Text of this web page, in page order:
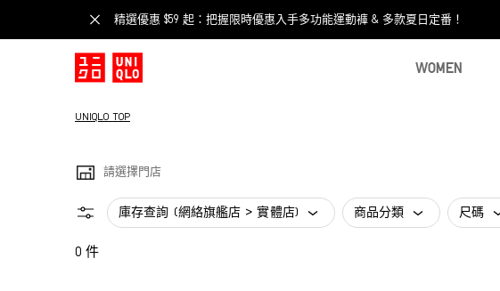
精選優惠 $59 起：把握限時優惠入手多功能運動褲 & 多款夏日定番！​
WOMEN
UNIQLO TOP
請選擇門店
庫存查詢 (網絡旗艦店 > 實體店) 商品分類 尺碼
0 件